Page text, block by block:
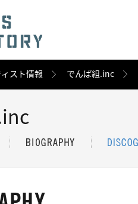
スト情報 でんぱ組.inc